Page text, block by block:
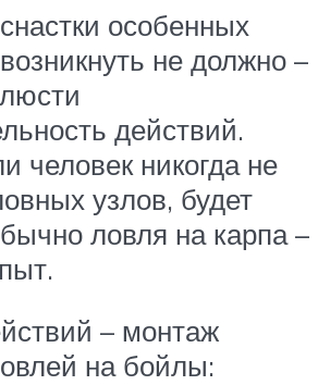
особенных
не должно –
действий.
человек никогда не
узлов, будет
ловля на карпа –
– монтаж
на бойлы: